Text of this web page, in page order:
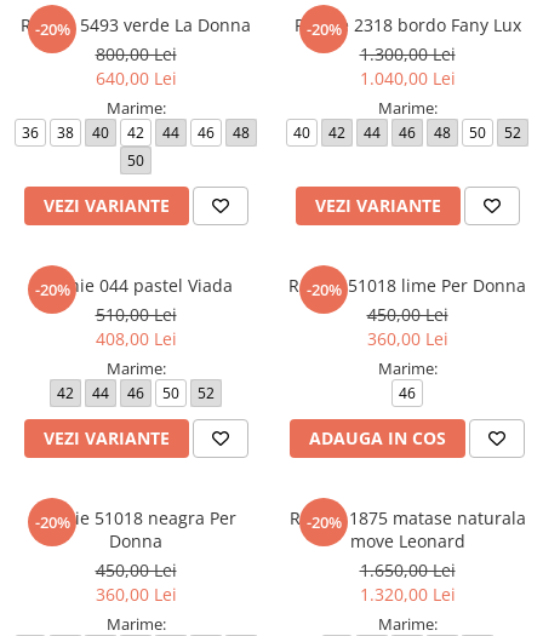
-20%
Rochie 5493 verde La Donna
800,00 Lei
640,00 Lei
Marime:
36 38 40 42 44 46
48
50
VEZI VARIANTE
-20%
Rochie 2318 bordo Fany Lux
1.300,00 Lei
1.040,00 Lei
Marime:
40 42 44 46 48 50 52
VEZI VARIANTE
-20%
Rochie 044 pastel Viada
510,00 Lei
408,00 Lei
Marime:
42 44 46 50 52
VEZI VARIANTE
-20%
Rochie 51018 lime Per Donna
450,00 Lei
360,00 Lei
Marime:
46
ADAUGA IN COS
-20%
Rochie 51018 neagra Per
Donna
450,00 Lei
360,00 Lei
Marime:
-20%
Rochie 1875 matase naturala
move Leonard
1.650,00 Lei
1.320,00 Lei
Marime: